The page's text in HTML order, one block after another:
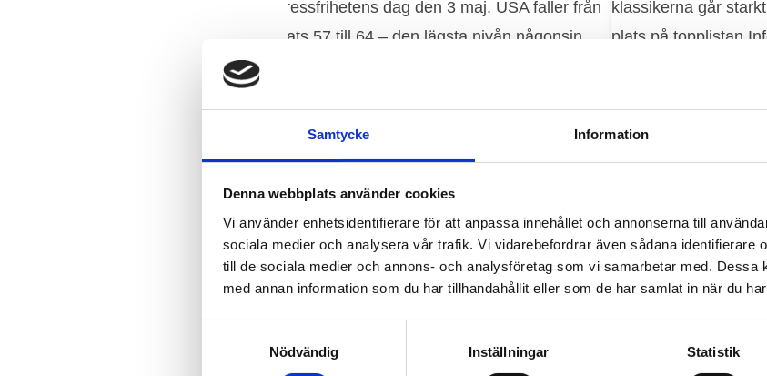
Samtycke Information
Denna webbplats använder cookies
Vi använder enhetsidentifierare för att anpassa innehållet och annonserna till
sociala medier och analysera vår trafik. Vi vidarebefordrar även sådana identifierare
till de sociala medier och annons- och analysföretag som vi samarbetar med. Dessa
med annan information som du har tillhandahållit eller som de har samlat in när du
Nödvändig
Inställningar Statistik